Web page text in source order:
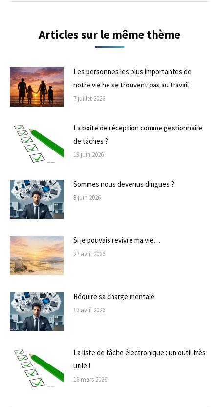
Articles sur le même thème
Les personnes les plus importantes de
notre vie ne se trouvent pas au travail
7 juillet 2026
La boite de réception comme gestionnaire
de tâches ?
19 juin 2026
Sommes nous devenus dingues ?
8 juin 2026
Si je pouvais revivre ma vie…
27 avril 2026
Réduire sa charge mentale
13 avril 2026
La liste de tâche électronique : un outil très
utile !
16 mars 2026